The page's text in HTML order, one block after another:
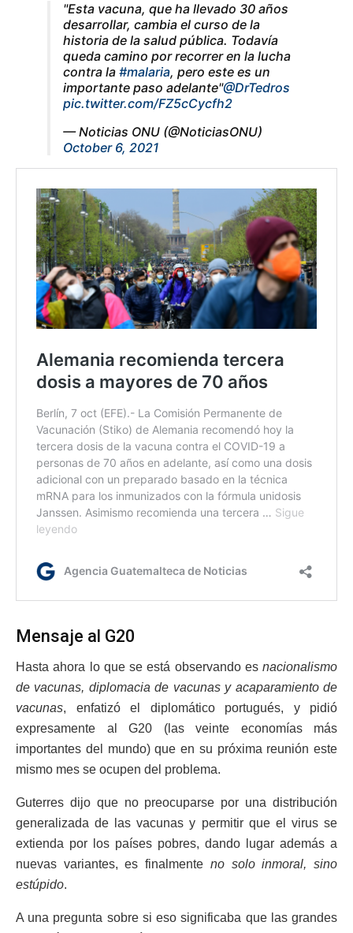
"Esta vacuna, que ha llevado 30 años
desarrollar, cambia el curso de la
historia de la salud pública. Todavía
queda camino por recorrer en la lucha
contra la #malaria, pero este es un
importante paso adelante"@DrTedros
pic.twitter.com/FZ5cCycfh2
— Noticias ONU (@NoticiasONU)
October 6, 2021
Mensaje al G20
Hasta ahora lo que se está observando es nacionalismo
de vacunas, diplomacia de vacunas y acaparamiento de
vacunas, enfatizó el diplomático portugués, y pidió
expresamente al G20 (las veinte economías más
importantes del mundo) que en su próxima reunión este
mismo mes se ocupen del problema.
Guterres dijo que no preocuparse por una distribución
generalizada de las vacunas y permitir que el virus se
extienda por los países pobres, dando lugar además a
nuevas variantes, es finalmente no solo inmoral, sino
estúpido.
A una pregunta sobre si eso significaba que las grandes